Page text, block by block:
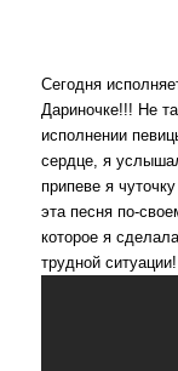
Сегодня
Дариночке!!! Не
исполнении
сердце, я
припеве я
эта песня по-
которое я
трудной ситуации!